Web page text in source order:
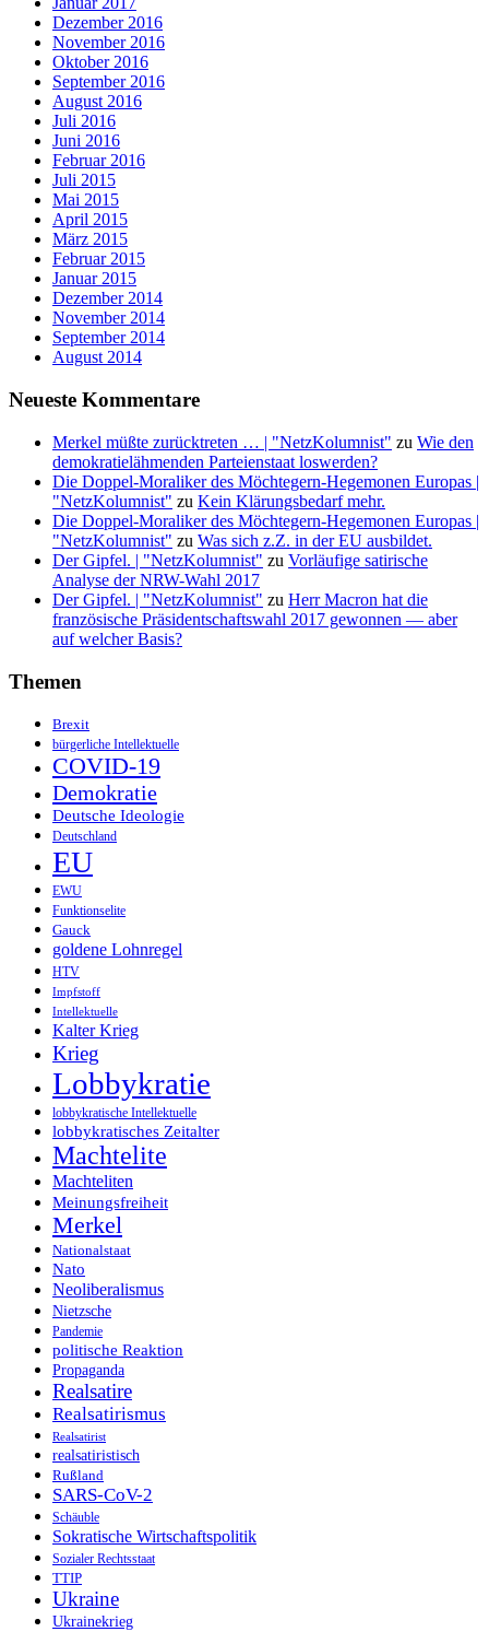
Dezember 2016
November 2016
Oktober 2016
September 2016
August 2016
Juli 2016
Juni 2016
Februar 2016
Juli 2015
Mai 2015
April 2015
März 2015
Februar 2015
Januar 2015
Dezember 2014
November 2014
September 2014
August 2014
Neueste Kommentare
Merkel müßte zurücktreten … | "NetzKolumnist" zu Wie den
demokratielähmenden Parteienstaat loswerden?
Die Doppel-Moraliker des Möchtegern-Hegemonen Europas |
"NetzKolumnist" zu Kein Klärungsbedarf mehr.
Die Doppel-Moraliker des Möchtegern-Hegemonen Europas |
"NetzKolumnist" zu Was sich z.Z. in der EU ausbildet.
Der Gipfel. | "NetzKolumnist" zu Vorläufige satirische
Analyse der NRW-Wahl 2017
Der Gipfel. | "NetzKolumnist" zu Herr Macron hat die
französische Präsidentschaftswahl 2017 gewonnen — aber
auf welcher Basis?
Themen
Brexit
bürgerliche Intellektuelle
COVID-19
Demokratie
Deutsche Ideologie
Deutschland
EU
EWU
Funktionselite
Gauck
goldene Lohnregel
HTV
Impfstoff
Intellektuelle
Kalter Krieg
Krieg
Lobbykratie
lobbykratische Intellektuelle
lobbykratisches Zeitalter
Machtelite
Machteliten
Meinungsfreiheit
Merkel
Nationalstaat
Nato
Neoliberalismus
Nietzsche
Pandemie
politische Reaktion
Propaganda
Realsatire
Realsatirismus
Realsatirist
realsatiristisch
Rußland
SARS-CoV-2
Schäuble
Sokratische Wirtschaftspolitik
Sozialer Rechtsstaat
TTIP
Ukraine
Ukrainekrieg